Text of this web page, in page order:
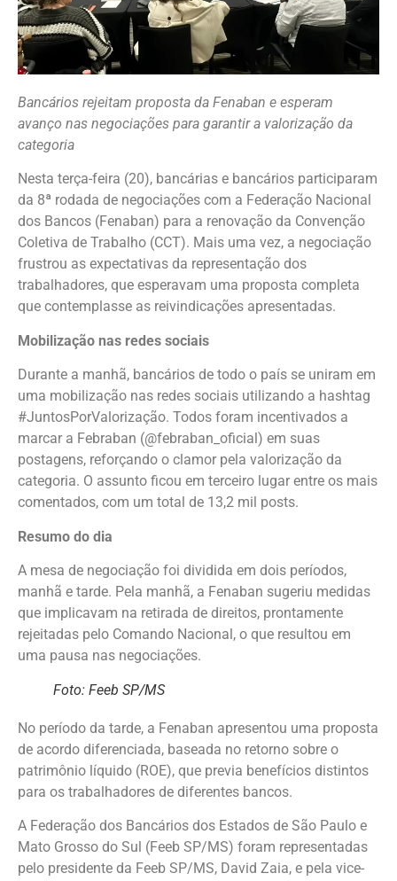
Bancários rejeitam proposta da Fenaban e esperam
avanço nas negociações para garantir a valorização da
categoria
Nesta terça-feira (20), bancárias e bancários participaram
da 8ª rodada de negociações com a Federação Nacional
dos Bancos (Fenaban) para a renovação da Convenção
Coletiva de Trabalho (CCT). Mais uma vez, a negociação
frustrou as expectativas da representação dos
trabalhadores, que esperavam uma proposta completa
que contemplasse as reivindicações apresentadas.
Mobilização nas redes sociais
Durante a manhã, bancários de todo o país se uniram em
uma mobilização nas redes sociais utilizando a hashtag
#JuntosPorValorização. Todos foram incentivados a
marcar a Febraban (@febraban_oficial) em suas
postagens, reforçando o clamor pela valorização da
categoria. O assunto ficou em terceiro lugar entre os mais
comentados, com um total de 13,2 mil posts.
Resumo do dia
A mesa de negociação foi dividida em dois períodos,
manhã e tarde. Pela manhã, a Fenaban sugeriu medidas
que implicavam na retirada de direitos, prontamente
rejeitadas pelo Comando Nacional, o que resultou em
uma pausa nas negociações.
Foto: Feeb SP/MS
No período da tarde, a Fenaban apresentou uma proposta
de acordo diferenciada, baseada no retorno sobre o
patrimônio líquido (ROE), que previa benefícios distintos
para os trabalhadores de diferentes bancos.
A Federação dos Bancários dos Estados de São Paulo e
Mato Grosso do Sul (Feeb SP/MS) foram representadas
pelo presidente da Feeb SP/MS, David Zaia, e pela vice-